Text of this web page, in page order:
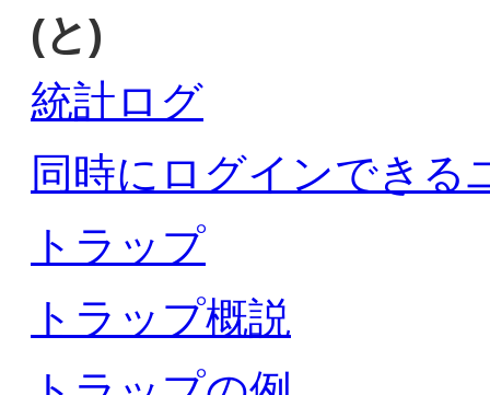
(と)
統計ログ
同時にログインできる
トラップ
トラップ概説